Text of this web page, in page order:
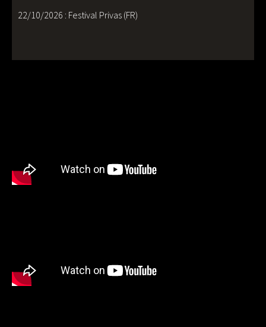
22/10/2026 : Festival Privas (FR)